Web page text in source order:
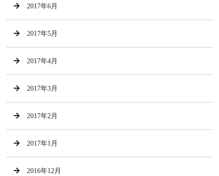
2017年6月
2017年5月
2017年4月
2017年3月
2017年2月
2017年1月
2016年12月